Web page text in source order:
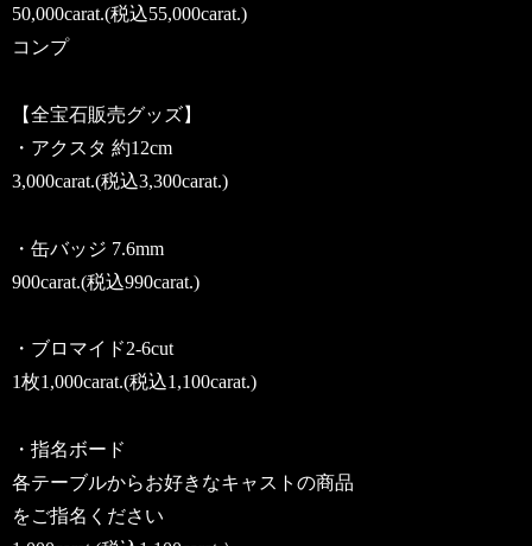
50,000carat.(税込55,000carat.)
コンプ
【全宝石販売グッズ】
・アクスタ 約12cm
3,000carat.(税込3,300carat.)
・缶バッジ 7.6mm
900carat.(税込990carat.)
・ブロマイド2-6cut
1枚1,000carat.(税込1,100carat.)
・指名ボード
各テーブルからお好きなキャストの商品
をご指名ください